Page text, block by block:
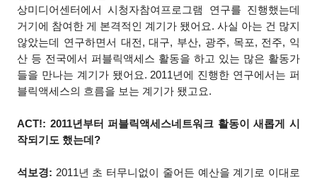
상미디어센터에서 시청자참여프로그램 연구를 진행했는데
거기에 참여한 게 본격적인 계기가 됐어요. 사실 아는 건 많지
않았는데 연구하면서 대전, 대구, 부산, 광주, 목포, 전주, 익
산 등 전국에서 퍼블릭액세스 활동을 하고 있는 많은 활동가
들을 만나는 계기가 됐어요. 2011년에 진행한 연구에서는 퍼
블릭액세스의 흐름을 보는 계기가 됐고요.
ACT!: 2011년부터 퍼블릭액세스네트워크 활동이 새롭게 시
작되기도 했는데?
석보경: 2011년 초 터무니없이 줄어든 예산을 계기로 이대로